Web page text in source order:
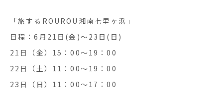
「旅するROUROU湘南七里ヶ浜」
日程：6月21日(金)〜23日(日)
21日（金）15：00〜19：00
22日（土）11：00〜19：00
23日（日）11：00〜17：00